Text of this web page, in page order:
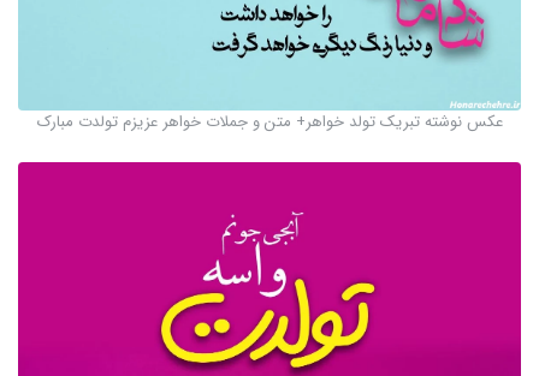
عکس نوشته تبریک تولد خواهر+ متن و جملات خواهر عزیزم تولدت مبارک